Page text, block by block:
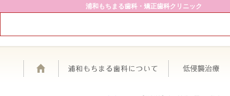
浦和もちまる歯科・矯正歯科クリニック
浦和もちまる歯科